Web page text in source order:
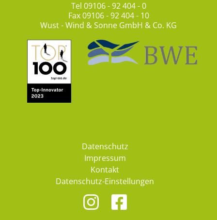
Tel 09106 - 92 404 - 0
Fax 09106 - 92 404 - 10
Wust - Wind & Sonne GmbH & Co. KG
Datenschutz
Impressum
Kontakt
Datenschutz-Einstellungen